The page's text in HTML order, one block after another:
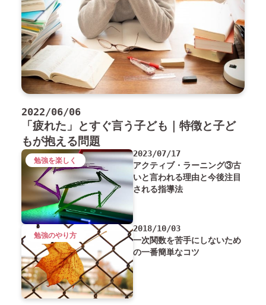
2022/06/06
「疲れた」とすぐ言う子ども｜特徴と子ど
もが抱える問題
2023/07/17
アクティブ・ラーニング③古
いと言われる理由と今後注目
される指導法
勉強を楽しく
2018/10/03
一次関数を苦手にしないため
の一番簡単なコツ
勉強のやり方